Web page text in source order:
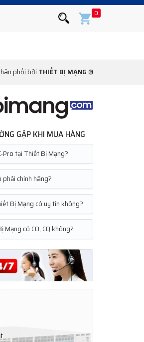
0
phối bởi THIẾT BỊ MẠNG ®
GẶP KHI MUA HÀNG
Pro tại Thiết Bị Mạng?
phải chính hãng?
Bị Mạng có uy tín không?
có CO, CQ không?